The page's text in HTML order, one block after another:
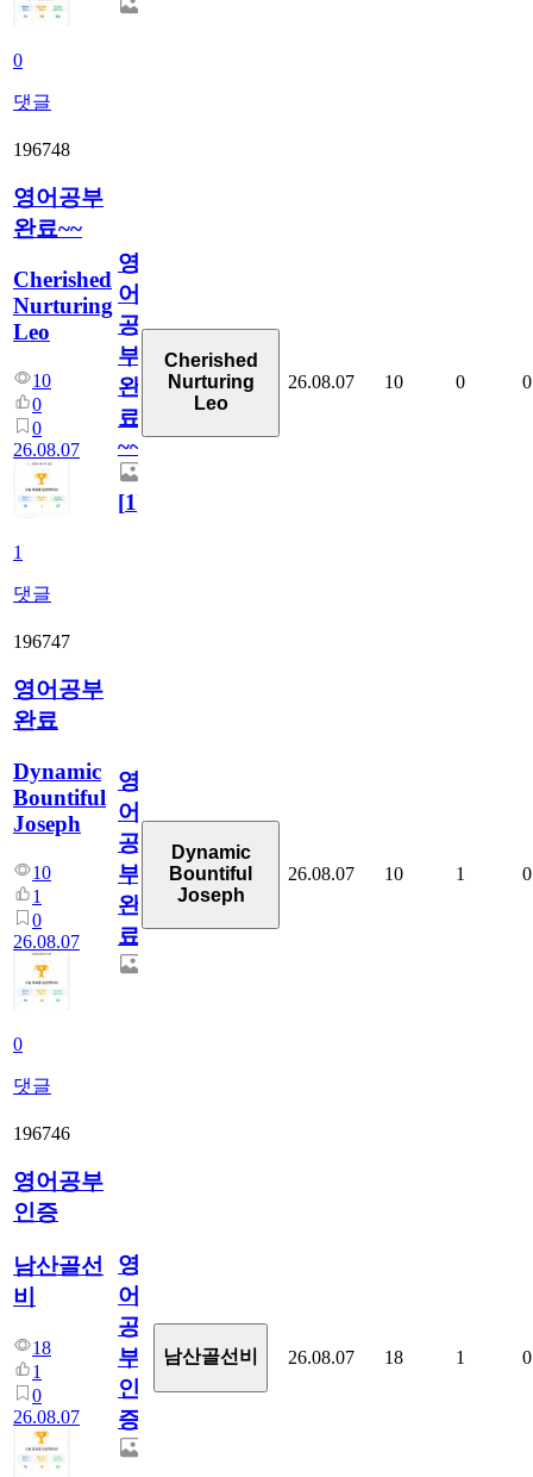
0
댓글
196748
영어공부
완료~~
Cherished
Nurturing
Leo
10
0
0
26.08.07
1
댓글
영
어
공
부
완
료
~~
[1]
Cherished
Nurturing
Leo
26.08.07 10 0 0
196747
영어공부
완료
Dynamic
Bountiful
Joseph
10
1
0
26.08.07
0
댓글
영
어
공
부
완
료
Dynamic
Bountiful
Joseph
26.08.07 10 1 0
196746
영어공부
인증
남산골선
비
18
1
0
26.08.07
영
어
공
부
인
증
남산골선비 26.08.07 18 1 0